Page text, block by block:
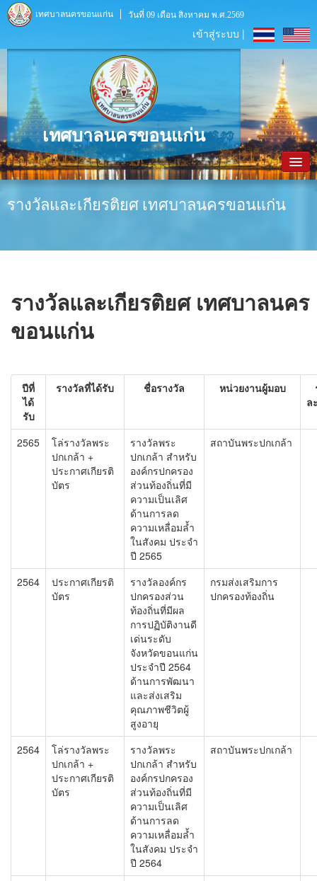
เทศบาลนครขอนแก่น วันที่ 09 เดือน สิงหาคม พ.ศ.2569
เข้าสู่ระบบ |
เทศบาลนครขอนแก่น
ประชาสัมพันธ์
หน่วยงานภายใน
ITA
รางวัลและเกียรติยศ เทศบาลนครขอนแก่น
รางวัลและเกียรติยศ เทศบาลนคร
ขอนแก่น
ปีที่
ได้
รับ
รางวัลที่ได้รับ ชื่อรางวัล หน่วยงานผู้มอบ
ล
2565
โล่รางวัลพระ
ปกเกล้า +
ประกาศเกียรติ
บัตร
รางวัลพระ
ปกเกล้า สำหรับ
องค์กรปกครอง
ส่วนท้องถิ่นที่มี
ความเป็นเลิศ
ด้านการลด
ความเหลื่อมล้ำ
ในสังคม ประจำ
ปี 2565
สถาบันพระปกเกล้า
2564
ประกาศเกียรติ
บัตร
รางวัลองค์กร
ปกครองส่วน
ท้องถิ่นที่มีผล
การปฏิบัติงานดี
เด่นระดับ
จังหวัดขอนแก่น
ประจำปี 2564
ด้านการพัฒนา
และส่งเสริม
คุณภาพชีวิตผู้
สูงอายุ
กรมส่งเสริมการ
ปกครองท้องถิ่น
2564
โล่รางวัลพระ
ปกเกล้า +
ประกาศเกียรติ
บัตร
รางวัลพระ
ปกเกล้า สำหรับ
องค์กรปกครอง
ส่วนท้องถิ่นที่มี
ความเป็นเลิศ
ด้านการลด
ความเหลื่อมล้ำ
ในสังคม ประจำ
ปี 2564
สถาบันพระปกเกล้า